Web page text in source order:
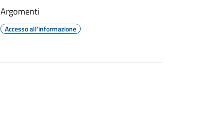
Argomenti
Accesso all'informazione